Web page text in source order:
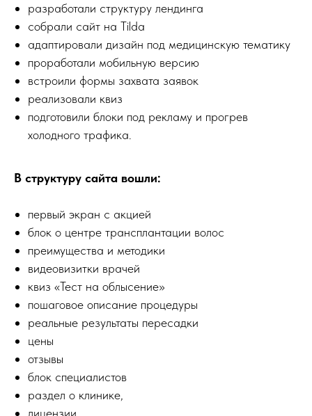
разработали структуру лендинга
собрали сайт на Tilda
адаптировали дизайн под медицинскую тематику
проработали мобильную версию
встроили формы захвата заявок
реализовали квиз
подготовили блоки под рекламу и прогрев
холодного трафика.
В структуру сайта вошли:
первый экран с акцией
блок о центре трансплантации волос
преимущества и методики
видеовизитки врачей
квиз «Тест на облысение»
пошаговое описание процедуры
реальные результаты пересадки
цены
отзывы
блок специалистов
раздел о клинике,
лицензии